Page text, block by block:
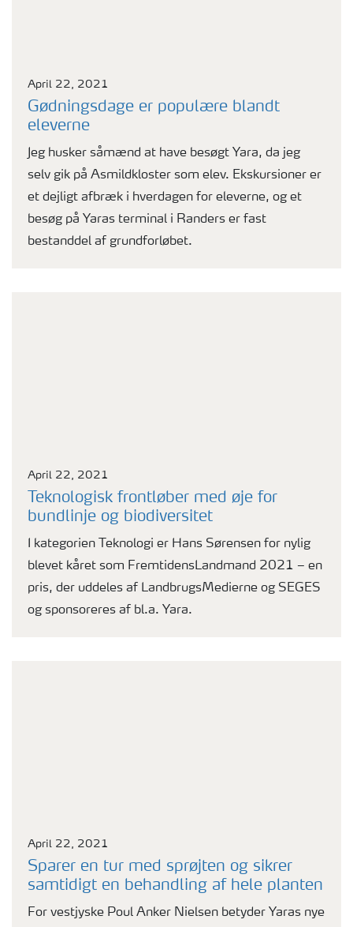
April 22, 2021
Gødningsdage er populære blandt
eleverne
Jeg husker såmænd at have besøgt Yara, da jeg
selv gik på Asmildkloster som elev. Ekskursioner er
et dejligt afbræk i hverdagen for eleverne, og et
besøg på Yaras terminal i Randers er fast
bestanddel af grundforløbet.
April 22, 2021
Teknologisk frontløber med øje for
bundlinje og biodiversitet
I kategorien Teknologi er Hans Sørensen for nylig
blevet kåret som FremtidensLandmand 2021 – en
pris, der uddeles af LandbrugsMedierne og SEGES
og sponsoreres af bl.a. Yara.
April 22, 2021
Sparer en tur med sprøjten og sikrer
samtidigt en behandling af hele planten
For vestjyske Poul Anker Nielsen betyder Yaras nye